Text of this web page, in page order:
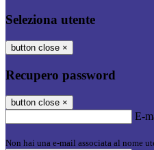
Seleziona utente
button close ×
Recupero password
button close ×
E-
Non hai una e-mail associata al nome